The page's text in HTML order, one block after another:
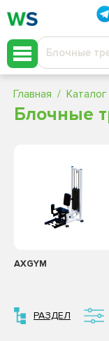
Главная Каталог
Блочные
AXGYM
РАЗДЕЛ